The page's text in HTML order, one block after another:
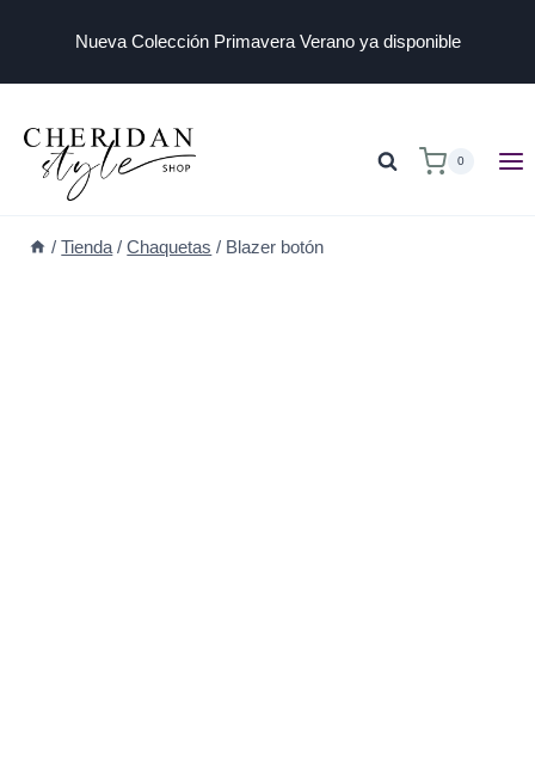
Nueva Colección Primavera Verano ya disponible
0
/ Tienda / Chaquetas / Blazer botón